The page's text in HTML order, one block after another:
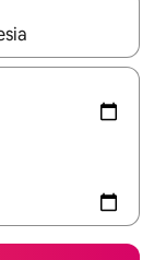
รวจผลการค้นหา